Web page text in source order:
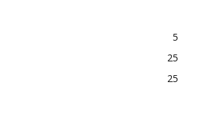
5
25
25